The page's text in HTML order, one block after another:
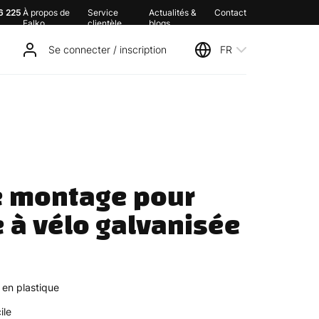
225À propos de
Falko
Service
clientèle
Actualités &
blogs
Contact
Se connecter / inscription FR
montage pour
à vélo galvanisée
en plastique